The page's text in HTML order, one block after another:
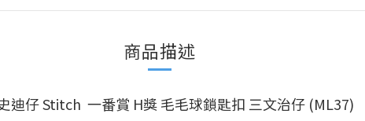
商品描述
迪仔 Stitch 一番賞 H獎 毛毛球鎖匙扣 三文治仔 (ML37)